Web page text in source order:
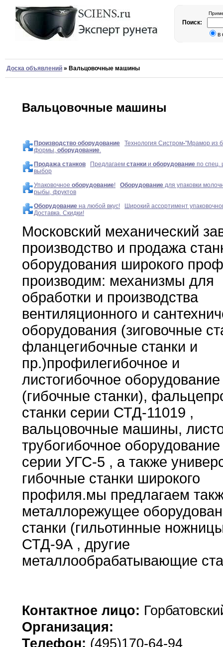
Поиск:
в
Доска объявлений » Вальцовочные машины
Вальцовочные машины
Производство оборудование Технология Систром-"Мрамор из
формы, оборудование.
Продажа станков Предлагаем станки и оборудование по спец.
выбор
Упаковочное оборудование! Оборудование для упаковки
рыбы, фруктов
Оборудование на любой вкус!
Широкий ассортимент
Доставка. Скидки!
Московский механический
производство и продажа
оборудования широкого
производим: механизмы для
обработки и производства
вентиляционного и
оборудования (зиговочные
фланцегибочные станки и
пр.)профилегибочное и
листогибочное оборудование
(гибочные станки),
станки серии СТД-11019 ,
вальцовочные машины,
трубогибочное оборудование
серии УГС-5 , а также
гибочные станки широкого
профиля.мы предлагаем
металлорежущее
станки (гильотинные
СТД-9А , другие
металлообрабатывающие
Контактное лицо:
Организация:
Телефон: (495)170-64-94